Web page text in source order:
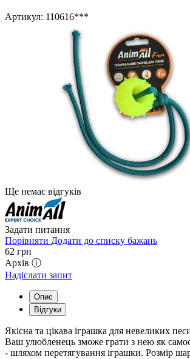
Артикул: 110616***
Ще немає відгуків
Задати питання
Порівняти Додати до списку бажань
62 грн
Архів ⓘ
Надіслати запит
Опис
Відгуки
Якісна та цікава іграшка для невеликих
Ваш улюбленець зможе грати з нею як
- шляхом перетягування іграшки. Розмір